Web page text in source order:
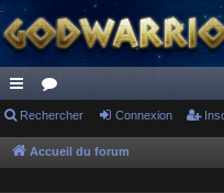
ac
co
or
u
Rechercher Connexion
Accueil du forum